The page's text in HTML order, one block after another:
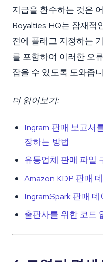
지급을 환수하는 것은
Royalties HQ는 잠재적
전에 플래그 지정하는
를 포함하여 이러한 오
잡을 수 있도록 도와줍
더 읽어보기:
Ingram 판매 보고서
장하는 방법
유통업체 판매 파일
Amazon KDP 판매
IngramSpark 판매
출판사를 위한 코드